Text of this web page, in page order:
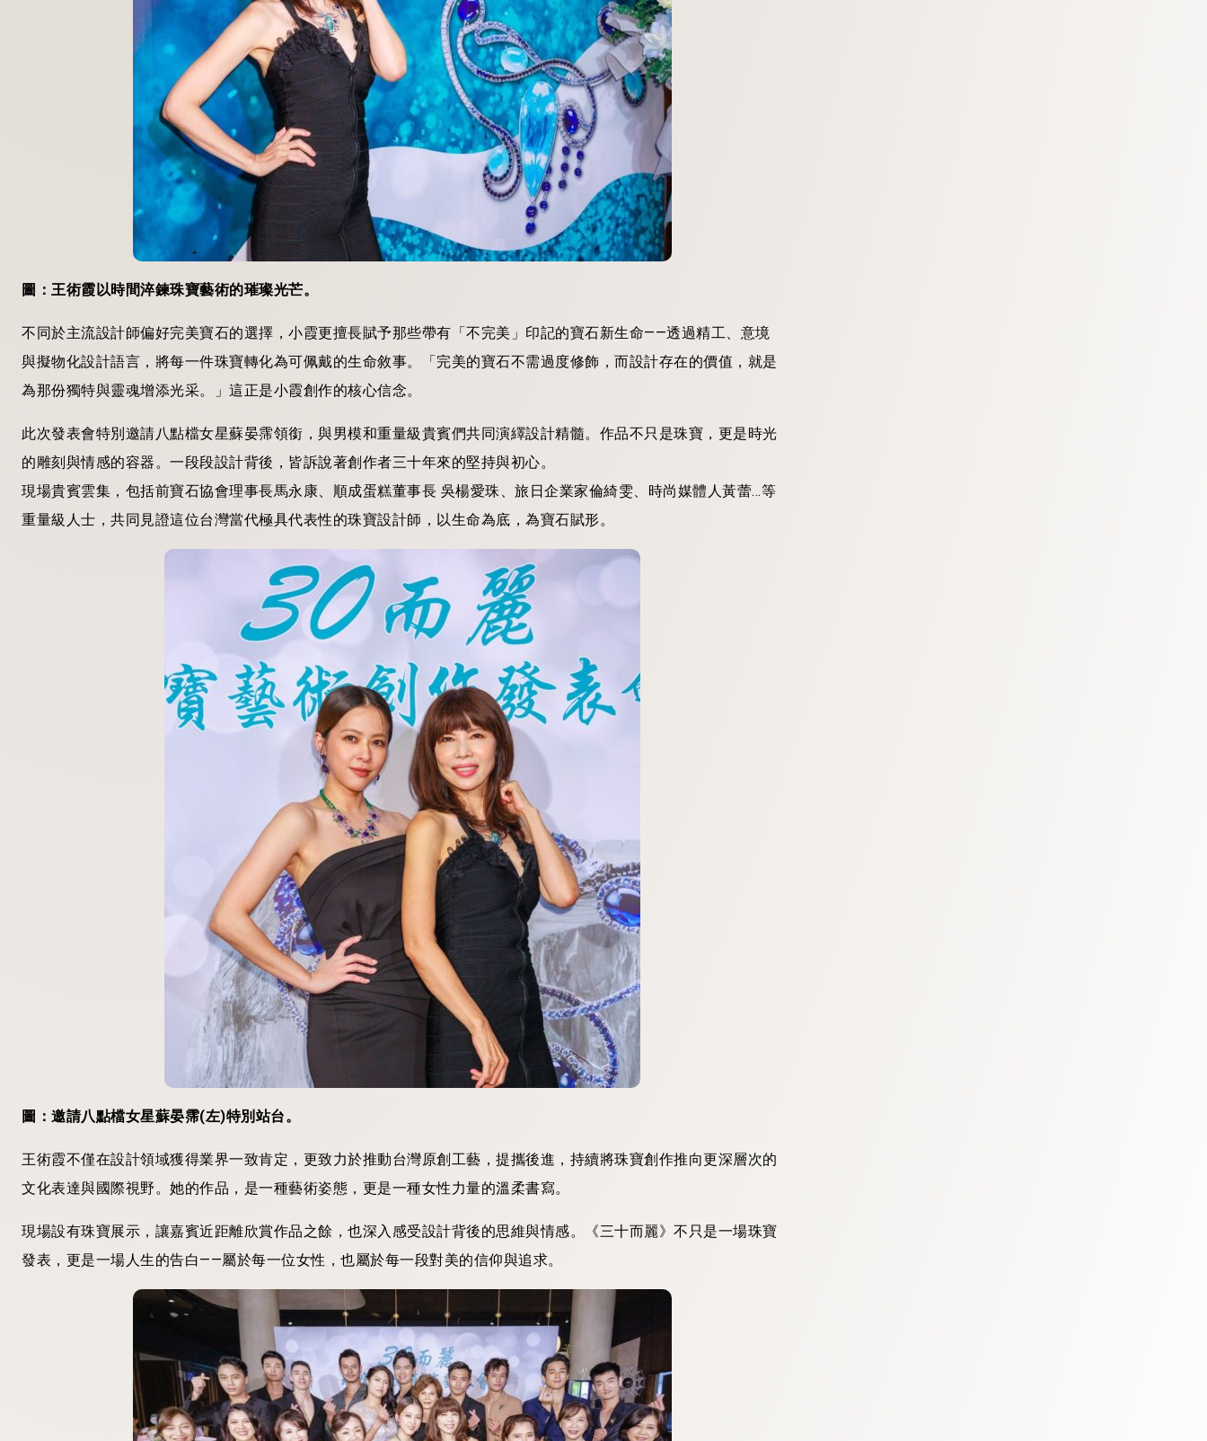
圖：王術霞以時間淬鍊珠寶藝術的璀璨光芒。
不同於主流設計師偏好完美寶石的選擇，小霞更擅長賦予那些帶有「不完美」印記的寶石新生命——透過精工、意境
與擬物化設計語言，將每一件珠寶轉化為可佩戴的生命敘事。「完美的寶石不需過度修飾，而設計存在的價值，就是
為那份獨特與靈魂增添光采。」這正是小霞創作的核心信念。
此次發表會特別邀請八點檔女星蘇晏霈領銜，與男模和重量級貴賓們共同演繹設計精髓。作品不只是珠寶，更是時光
的雕刻與情感的容器。一段段設計背後，皆訴說著創作者三十年來的堅持與初心。
現場貴賓雲集，包括前寶石協會理事長馬永康、順成蛋糕董事長 吳楊愛珠、旅日企業家倫綺雯、時尚媒體人黃蕾…等
重量級人士，共同見證這位台灣當代極具代表性的珠寶設計師，以生命為底，為寶石賦形。
圖：邀請八點檔女星蘇晏霈(左)特別站台。
王術霞不僅在設計領域獲得業界一致肯定，更致力於推動台灣原創工藝，提攜後進，持續將珠寶創作推向更深層次的
文化表達與國際視野。她的作品，是一種藝術姿態，更是一種女性力量的溫柔書寫。
現場設有珠寶展示，讓嘉賓近距離欣賞作品之餘，也深入感受設計背後的思維與情感。《三十而麗》不只是一場珠寶
發表，更是一場人生的告白——屬於每一位女性，也屬於每一段對美的信仰與追求。